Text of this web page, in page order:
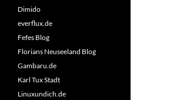
Dimido
everflux.de
Fefes Blog
Florians Neuseeland Blog
Gambaru.de
Karl Tux Stadt
Linuxundich.de